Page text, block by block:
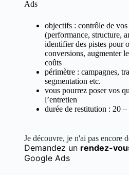
Ads
objectifs : contrôle de vos
(performance, structure,
identifier des pistes pour
conversions, augmenter
coûts
périmètre : campagnes,
segmentation etc.
vous pourrez poser vos
l’entretien
durée de restitution : 20
Je découvre, je n'ai pas encore
Demandez un rendez-
Google Ads